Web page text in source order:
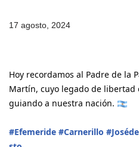
17 agosto, 2024
Hoy recordamos al Padre de la
Martín, cuyo legado de
guiando a nuestra nación.
#Efemeride #Carnerillo